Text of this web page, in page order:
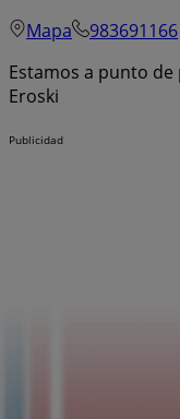
Mapa
983691166
Estamos a punto
Eroski
Publicidad